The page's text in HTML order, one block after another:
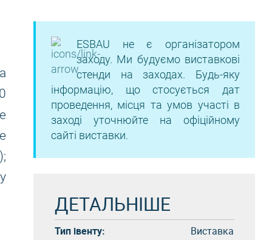
ESBAU не є організатором
заходу. Ми будуємо виставкові
стенди на заходах. Будь-яку
інформацію, що стосується дат
проведення, місця та умов участі в
заході уточнюйте на офіційному
сайті виставки.
ДЕТАЛЬНІШЕ
Тип івенту:
Виставка